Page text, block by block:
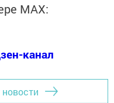
MАХ:
канал